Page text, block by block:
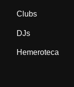
Clubs
DJs
Hemeroteca